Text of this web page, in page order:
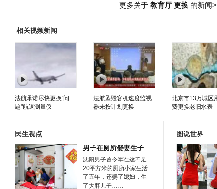
更多关于 教育厅 更换的新闻
相关视频新闻
法航承诺尽快更换"问
题"航速测量仪
法航坠毁客机速度监视
器未按计划更换
北京市13万城区
费更换老旧水表
民生视点
男子在厕所娶妻生子
沈阳男子曾令军在这不足
20平方米的厕所小家生活
了五年，还娶了媳妇，生
了大胖儿子……
图说世界